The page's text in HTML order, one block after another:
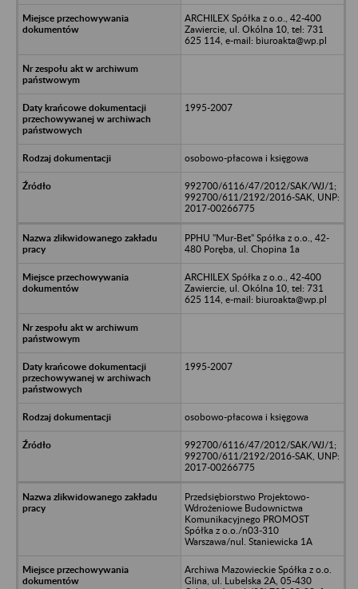
ARCHILEX Spółka z o.o., 42-400
Zawiercie, ul. Okólna 10, tel: 731
625 114, e-mail: biuroakta@wp.pl
1995-2007
osobowo-płacowa i księgowa
992700/6116/47/2012/SAK/WJ/1;
992700/611/2192/2016-SAK, UNP:
2017-00266775
PPHU "Mur-Bet" Spółka z o.o., 42-
480 Poręba, ul. Chopina 1a
ARCHILEX Spółka z o.o., 42-400
Zawiercie, ul. Okólna 10, tel: 731
625 114, e-mail: biuroakta@wp.pl
1995-2007
osobowo-płacowa i księgowa
992700/6116/47/2012/SAK/WJ/1;
992700/611/2192/2016-SAK, UNP:
2017-00266775
Przedsiębiorstwo Projektowo-
Wdrożeniowe Budownictwa
Komunikacyjnego PROMOST
Spółka z o.o./n03-310
Warszawa/nul. Staniewicka 1A
Archiwa Mazowieckie Spółka z o.o.
Glina, ul. Lubelska 2A, 05-430